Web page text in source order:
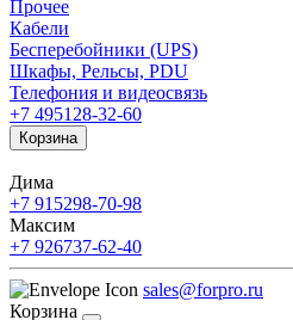
Прочее
Кабели
Бесперебойники (UPS)
Шкафы, Рельсы, PDU
Телефония и видеосвязь
+7 495128-32-60
Корзина
Дима
+7 915298-70-98
Максим
+7 926737-62-40
sales@forpro.ru
Корзина